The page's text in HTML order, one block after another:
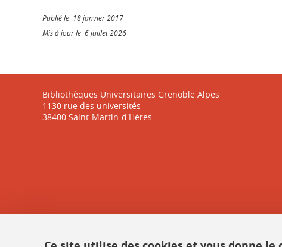
Publié le 18 janvier 2017
Mis à jour le 6 juillet 2026
Bibliothèques Universitaires Grenoble Alpes
1130 rue des universités
38400 Saint-Martin-d'Hères